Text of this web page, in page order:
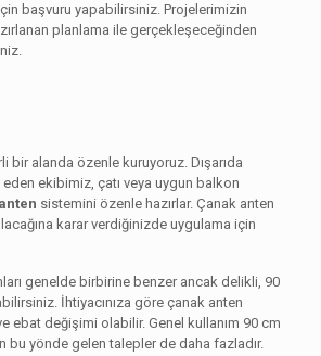
başvuru yapabilirsiniz. Projelerimizin
planlama ile gerçekleşeceğinden
bir alanda özenle kuruyoruz. Dışarıda
ekibimiz, çatı veya uygun balkon
sistemini özenle hazırlar. Çanak anten
karar verdiğinizde uygulama için
genelde birbirine benzer ancak delikli, 90
İhtiyacınıza göre çanak anten
ebat değişimi olabilir. Genel kullanım 90 cm
bu yönde gelen talepler de daha fazladır.